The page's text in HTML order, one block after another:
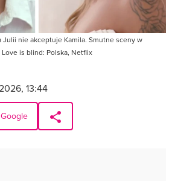
Julii nie akceptuje Kamila. Smutne sceny w
is blind: Polska, Netflix
13:44